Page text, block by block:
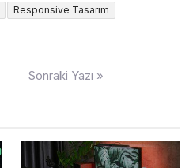
Responsive Tasarım
Sonraki Yazı »